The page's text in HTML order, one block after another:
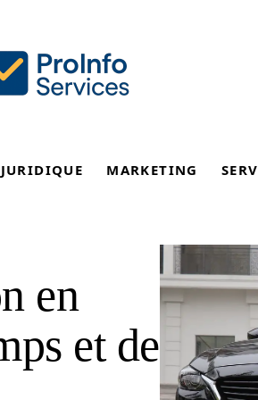
JURIDIQUE MARKETING
en
et de